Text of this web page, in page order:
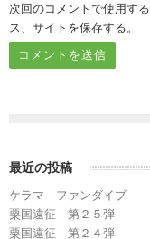
次回のコメントで使用す
ス、サイトを保存する。
最近の投稿
ケラマ ファンダイブ
粟国遠征 第２５弾
粟国遠征 第２４弾